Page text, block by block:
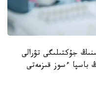
جۇكتىلىگى تۋرالى
باسپا ءسوز قىزمەتى